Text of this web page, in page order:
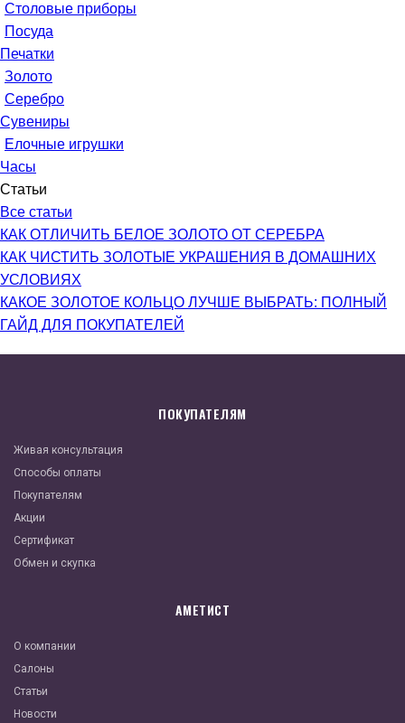
Столовые приборы
Посуда
Печатки
Золото
Серебро
Сувениры
Елочные игрушки
Часы
Статьи
Все статьи
КАК ОТЛИЧИТЬ БЕЛОЕ ЗОЛОТО ОТ СЕРЕБРА
КАК ЧИСТИТЬ ЗОЛОТЫЕ УКРАШЕНИЯ В ДОМАШНИХ
УСЛОВИЯХ
КАКОЕ ЗОЛОТОЕ КОЛЬЦО ЛУЧШЕ ВЫБРАТЬ: ПОЛНЫЙ
ГАЙД ДЛЯ ПОКУПАТЕЛЕЙ
ПОКУПАТЕЛЯМ
Живая консультация
Способы оплаты
Покупателям
Акции
Сертификат
Обмен и скупка
АМЕТИСТ
О компании
Салоны
Статьи
Новости